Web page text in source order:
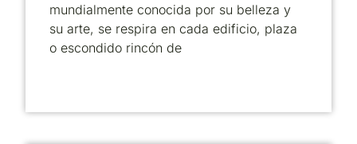
mundialmente conocida por su belleza y
su arte, se respira en cada edificio, plaza
o escondido rincón de